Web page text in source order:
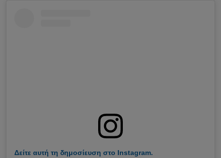
Δείτε αυτή τη δημοσίευση στο Instagram.